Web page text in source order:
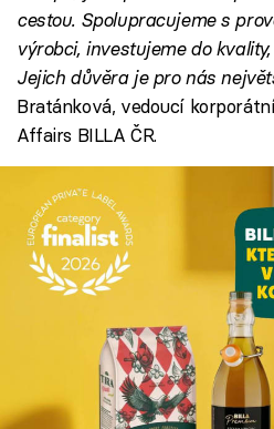
cestou. Spolupracujeme s
výrobci, investujeme do
Jejich důvěra je pro nás
Bratánková, vedoucí
Affairs BILLA ČR.